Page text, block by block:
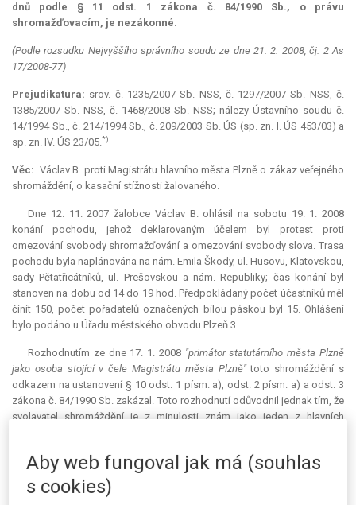
dnů podle § 11 odst. 1 zákona č. 84/1990 Sb., o právu
shromažďovacím, je nezákonné.
(Podle rozsudku Nejvyššího správního soudu ze dne 21. 2. 2008, čj. 2 As
17/2008-77)
Prejudikatura: srov. č. 1235/2007 Sb. NSS, č. 1297/2007 Sb. NSS, č.
1385/2007 Sb. NSS, č. 1468/2008 Sb. NSS; nálezy Ústavního soudu č.
14/1994 Sb., č. 214/1994 Sb., č. 209/2003 Sb. ÚS (sp. zn. I. ÚS 453/03) a
sp. zn. IV. ÚS 23/05.*)
Věc:. Václav B. proti Magistrátu hlavního města Plzně o zákaz veřejného
shromáždění, o kasační stížnosti žalovaného.
Dne 12. 11. 2007 žalobce Václav B. ohlásil na sobotu 19. 1. 2008
konání pochodu, jehož deklarovaným účelem byl protest proti
omezování svobody shromažďování a omezování svobody slova. Trasa
pochodu byla naplánována na nám. Emila Škody, ul. Husovu, Klatovskou,
sady Pětatřicátníků, ul. Prešovskou a nám. Republiky; čas konání byl
stanoven na dobu od 14 do 19 hod. Předpokládaný počet účastníků měl
činit 150, počet pořadatelů označených bílou páskou byl 15. Ohlášení
bylo podáno u Úřadu městského obvodu Plzeň 3.
Rozhodnutím ze dne 17. 1. 2008 "primátor statutárního města Plzně
jako osoba stojící v čele Magistrátu města Plzně"toto shromáždění s
odkazem na ustanovení § 10 odst. 1 písm. a), odst. 2 písm. a) a odst. 3
zákona č. 84/1990 Sb. zakázal. Toto rozhodnutí odůvodnil jednak tím, že
svolavatel shromáždění je z minulosti znám jako jeden z hlavních
Svolavatel například v minulosti organizoval veřejný protest proti údajně
nespravedlivému soudnímu procesu s Vlastimilem Pechancem anebo
přednášku o revizionismu holocaustu a o jeho čelných představitelích.
Aby web fungoval jak má (souhlas
s cookies)